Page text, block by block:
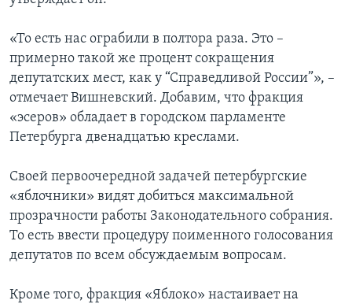
«То есть нас ограбили в полтора раза. Это –
примерно такой же процент сокращения
депутатских мест, как у “Справедливой России”», –
отмечает Вишневский. Добавим, что фракция
«эсеров» обладает в городском парламенте
Петербурга двенадцатью креслами.
Своей первоочередной задачей петербургские
«яблочники» видят добиться максимальной
прозрачности работы Законодательного собрания.
То есть ввести процедуру поименного голосования
депутатов по всем обсуждаемым вопросам.
Кроме того, фракция «Яблоко» настаивает на